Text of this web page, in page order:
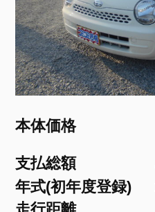
本体価格
支払総額
年式(初年度登録)